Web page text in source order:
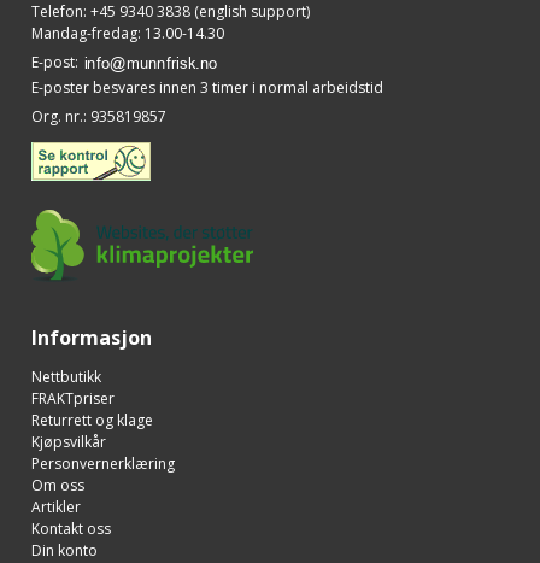
Telefon: +45 9340 3838 (english support)
Mandag-fredag: 13.00-14.30
E-post:
E-poster besvares innen 3 timer i normal arbeidstid
Org. nr.: 935819857
Informasjon
Nettbutikk
FRAKTpriser
Returrett og klage
Kjøpsvilkår
Personvernerklæring
Om oss
Artikler
Kontakt oss
Din konto